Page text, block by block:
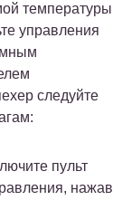
температуры
управления
следуйте
пульт
нажав